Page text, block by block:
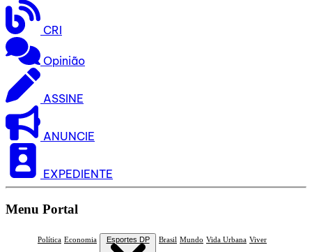
CRI
Opinião
ASSINE
ANUNCIE
EXPEDIENTE
Menu Portal
Política Economia Esportes DP Brasil Mundo Vida Urbana Viver